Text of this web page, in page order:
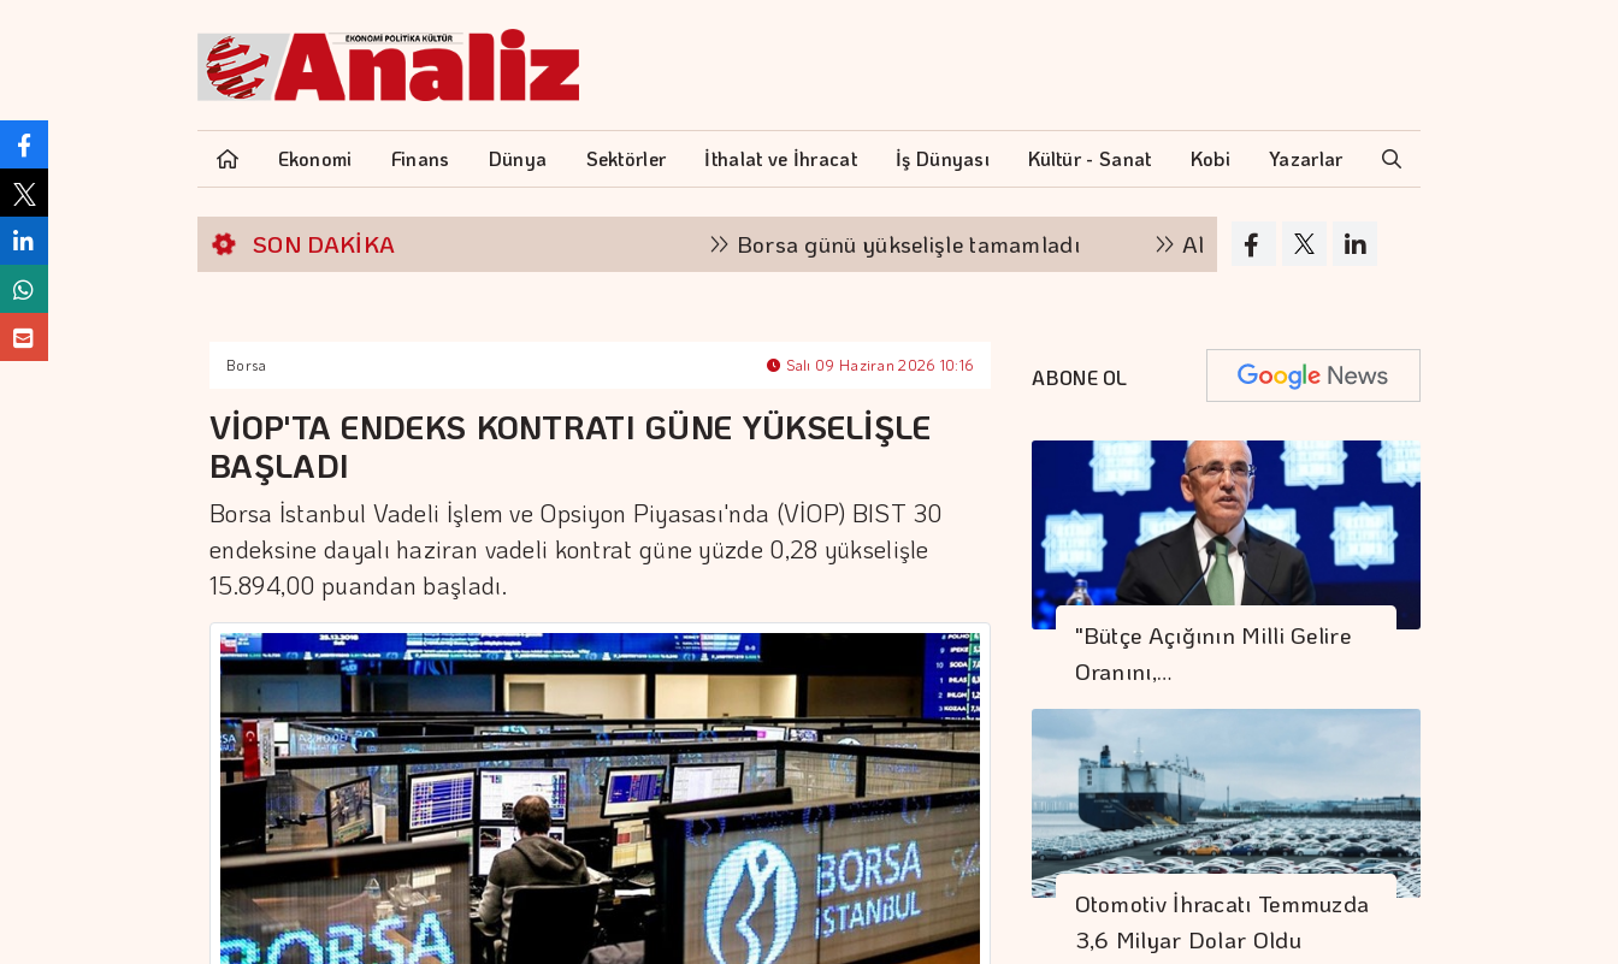
Ekonomi Finans Dünya Sektörler İthalat ve İhracat İş Dünyası Kültür - Sanat Kobi Yazarlar
SON DAKİKA Borsa günü yükselişle tamamladı Altının kilogramı 6 milyon 500 bin liraya
Borsa Salı 09 Haziran 2026 10:16
VİOP'TA ENDEKS KONTRATI GÜNE YÜKSELİŞLE
BAŞLADI
Borsa İstanbul Vadeli İşlem ve Opsiyon Piyasası'nda (VİOP) BIST 30
endeksine dayalı haziran vadeli kontrat güne yüzde 0,28 yükselişle
15.894,00 puandan başladı.
ABONE OL
"Bütçe Açığının Milli Gelire
Oranını,…
Otomotiv İhracatı Temmuzda
3,6 Milyar Dolar Oldu